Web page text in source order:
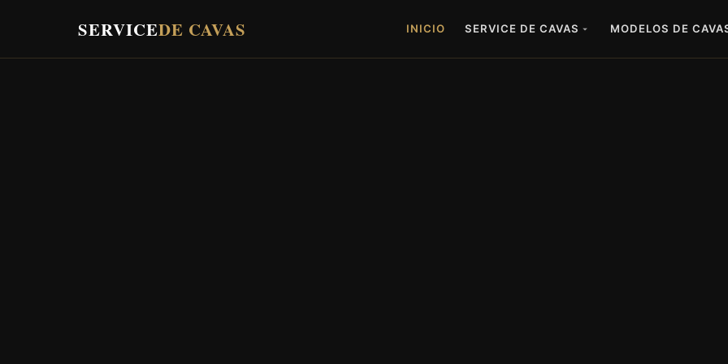
SERVICEDE CAVAS INICIO SERVICE DE CAVAS MODELOS DE